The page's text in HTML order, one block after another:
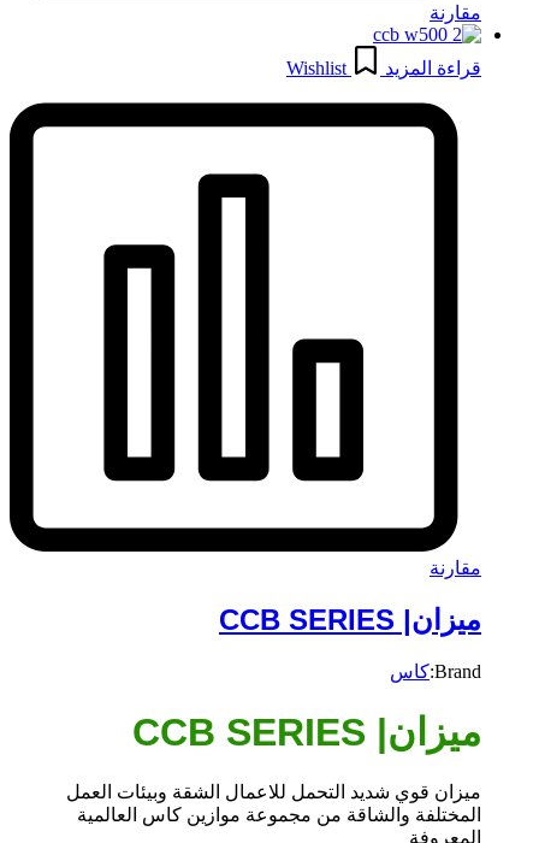
مقارنة
قراءة المزيد Wishlist
مقارنة
ميزان| CCB SERIES
Brand: كاس
ميزان| CCB SERIES
ميزان قوي شديد التحمل للاعمال الشقة وبيئات العمل
المختلفة والشاقة من مجموعة موازين كاس العالمية
المعروفة